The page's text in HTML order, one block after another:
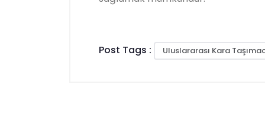
Post Tags : Uluslararası Kara